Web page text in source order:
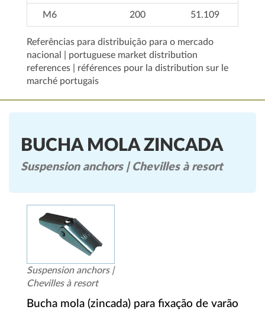
M6 200 51.109
Referências para distribuição para o mercado
nacional | portuguese market distribution
references | références pour la distribution sur le
marché portugais
BUCHA MOLA ZINCADA
Suspension anchors | Chevilles à resort
Suspension anchors |
Chevilles à resort
Bucha mola (zincada) para fixação de varão